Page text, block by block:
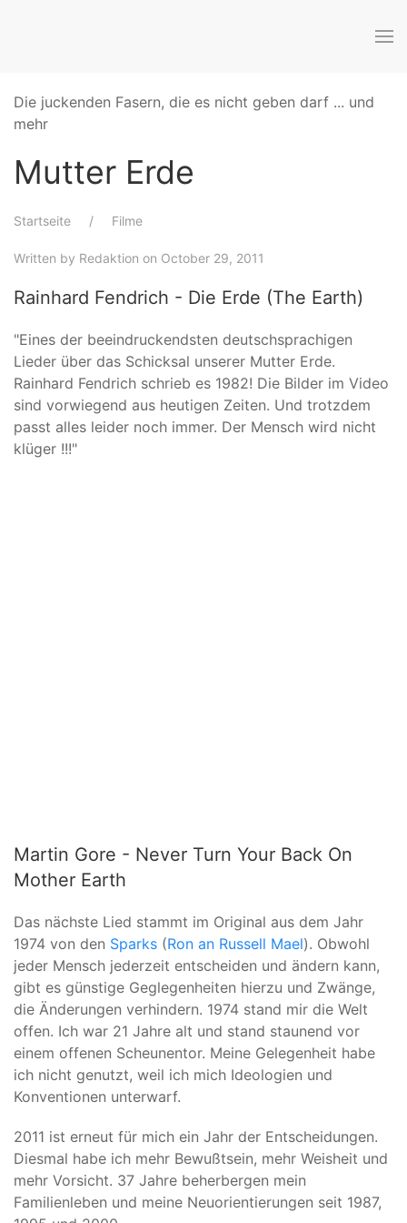
Die juckenden Fasern, die es nicht geben darf ... und
mehr
Mutter Erde
Startseite Filme
Written by Redaktion on October 29, 2011
Rainhard Fendrich - Die Erde (The Earth)
"Eines der beeindruckendsten deutschsprachigen
Lieder über das Schicksal unserer Mutter Erde.
Rainhard Fendrich schrieb es 1982! Die Bilder im Video
sind vorwiegend aus heutigen Zeiten. Und trotzdem
passt alles leider noch immer. Der Mensch wird nicht
klüger !!!"
Martin Gore - Never Turn Your Back On
Mother Earth
Das nächste Lied stammt im Original aus dem Jahr
1974 von den Sparks (Ron an Russell Mael). Obwohl
jeder Mensch jederzeit entscheiden und ändern kann,
gibt es günstige Geglegenheiten hierzu und Zwänge,
die Änderungen verhindern. 1974 stand mir die Welt
offen. Ich war 21 Jahre alt und stand staunend vor
einem offenen Scheunentor. Meine Gelegenheit habe
ich nicht genutzt, weil ich mich Ideologien und
Konventionen unterwarf.
2011 ist erneut für mich ein Jahr der Entscheidungen.
Diesmal habe ich mehr Bewußtsein, mehr Weisheit und
mehr Vorsicht. 37 Jahre beherbergen mein
Familienleben und meine Neuorientierungen seit 1987,